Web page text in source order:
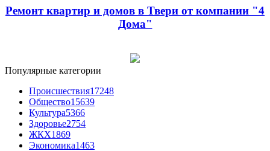
Ремонт квартир и домов в Твери от компании "4
Дома"
Популярные категории
Происшествия17248
Общество15639
Культура5366
Здоровье2754
ЖКХ1869
Экономика1463